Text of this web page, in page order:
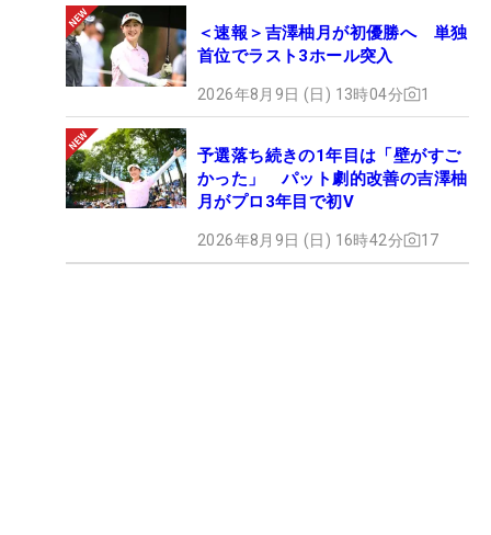
＜速報＞吉澤柚月が初優勝へ 単独
首位でラスト3ホール突入
2026年8月9日 (日) 13時04分 1
予選落ち続きの1年目は「壁がすご
かった」 パット劇的改善の吉澤柚
月がプロ3年目で初V
2026年8月9日 (日) 16時42分 17